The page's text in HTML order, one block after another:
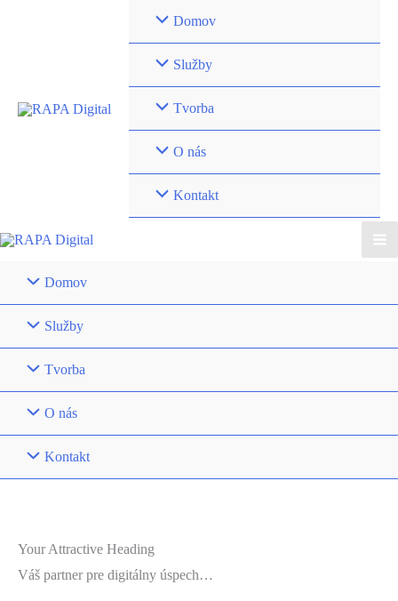
Domov
Služby
Tvorba
O nás
Kontakt
Domov
Služby
Tvorba
O nás
Kontakt
Your Attractive Heading
Váš partner pre digitálny úspech…